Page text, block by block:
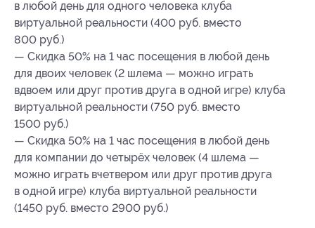
в любой день для одного человека клуба
виртуальной реальности (400 руб. вместо
800 руб.)
— Скидка 50% на 1 час посещения в любой день
для двоих человек (2 шлема — можно играть
вдвоем или друг против друга в одной игре) клуба
виртуальной реальности (750 руб. вместо
1500 руб.)
— Скидка 50% на 1 час посещения в любой день
для компании до четырёх человек (4 шлема —
можно играть вчетвером или друг против друга
в одной игре) клуба виртуальной реальности
(1450 руб. вместо 2900 руб.)